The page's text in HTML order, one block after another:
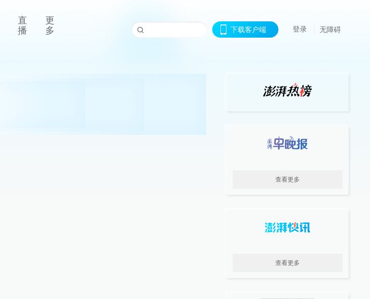
直
播
更
多
下载客户端 登录 无障碍
查看更多
查看更多